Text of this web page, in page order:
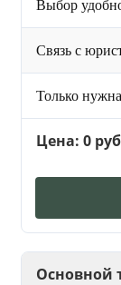
Выбор
Связь с
Только
Цена: 0
Основной